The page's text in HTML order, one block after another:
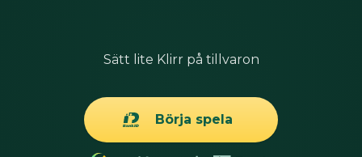
Sätt lite Klirr på tillvaron
Börja spela